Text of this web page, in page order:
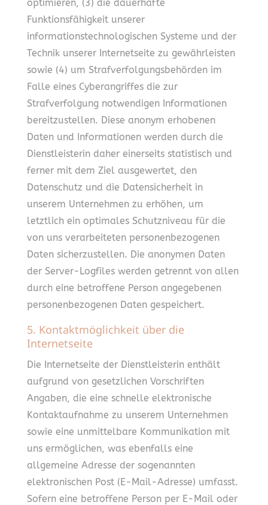
optimieren, (3) die dauerhafte
Funktionsfähigkeit unserer
informationstechnologischen Systeme und der
Technik unserer Internetseite zu gewährleisten
sowie (4) um Strafverfolgungsbehörden im
Falle eines Cyberangriffes die zur
Strafverfolgung notwendigen Informationen
bereitzustellen. Diese anonym erhobenen
Daten und Informationen werden durch die
Dienstleisterin daher einerseits statistisch und
ferner mit dem Ziel ausgewertet, den
Datenschutz und die Datensicherheit in
unserem Unternehmen zu erhöhen, um
letztlich ein optimales Schutzniveau für die
von uns verarbeiteten personenbezogenen
Daten sicherzustellen. Die anonymen Daten
der Server-Logfiles werden getrennt von allen
durch eine betroffene Person angegebenen
personenbezogenen Daten gespeichert.
5. Kontaktmöglichkeit über die
Internetseite
Die Internetseite der Dienstleisterin enthält
aufgrund von gesetzlichen Vorschriften
Angaben, die eine schnelle elektronische
Kontaktaufnahme zu unserem Unternehmen
sowie eine unmittelbare Kommunikation mit
uns ermöglichen, was ebenfalls eine
allgemeine Adresse der sogenannten
elektronischen Post (E-Mail-Adresse) umfasst.
Sofern eine betroffene Person per E-Mail oder